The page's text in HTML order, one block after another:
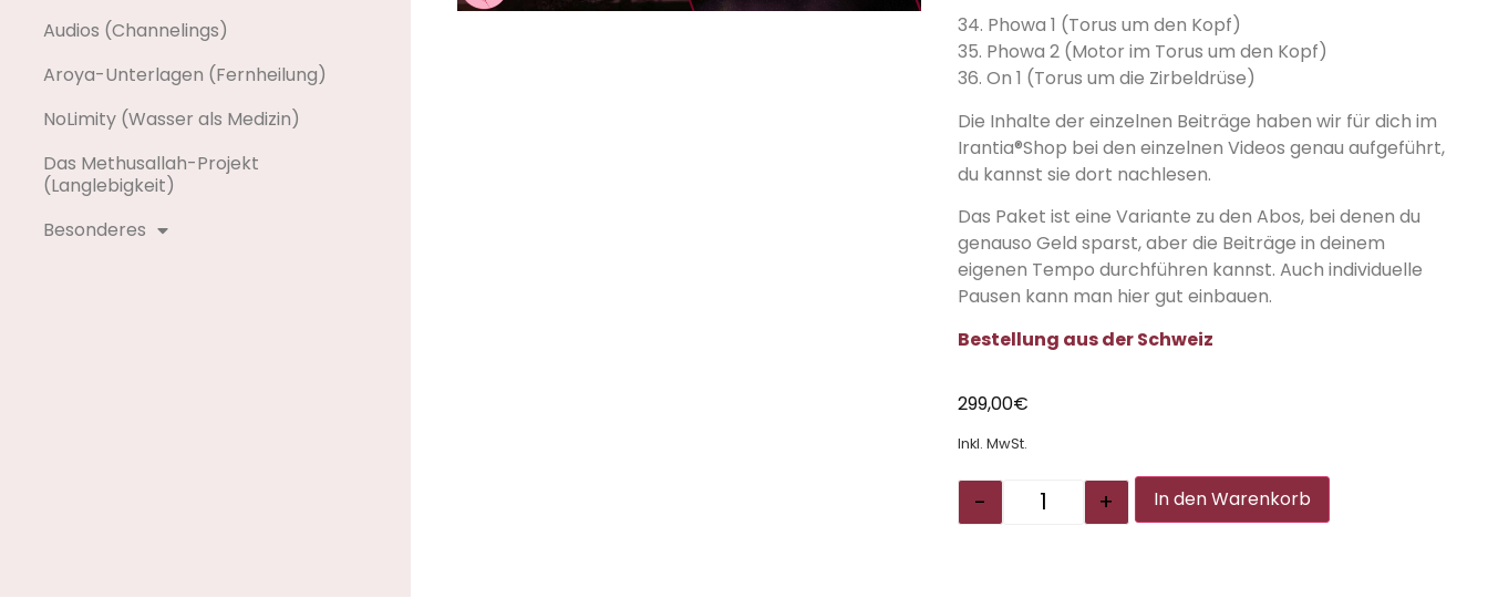
Audios (Channelings)
Aroya-Unterlagen (Fernheilung)
NoLimity (Wasser als Medizin)
Das Methusallah-Projekt
(Langlebigkeit)
Besonderes
34. Phowa 1 (Torus um den Kopf)
35. Phowa 2 (Motor im Torus um den Kopf)
36. On 1 (Torus um die Zirbeldrüse)
Die Inhalte der einzelnen Beiträge haben wir für dich im
Irantia®Shop bei den einzelnen Videos genau aufgeführt,
du kannst sie dort nachlesen.
Das Paket ist eine Variante zu den Abos, bei denen du
genauso Geld sparst, aber die Beiträge in deinem
eigenen Tempo durchführen kannst. Auch individuelle
Pausen kann man hier gut einbauen.
Bestellung aus der Schweiz
299,00€
Inkl. MwSt.
- + In den Warenkorb